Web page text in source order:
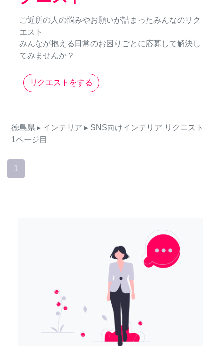
ご近所の人の悩みやお願いが詰まったみんなのリク
エスト
みんなが抱える日常のお困りごとに応募して解決し
てみませんか？
リクエストをする
徳島県 ▸ インテリア ▸ SNS向けインテリア リクエスト
1ページ目
1